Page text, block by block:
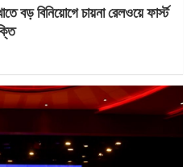
বড় বিনিয়োগে চায়না রেলওয়ে ফার্স্ট